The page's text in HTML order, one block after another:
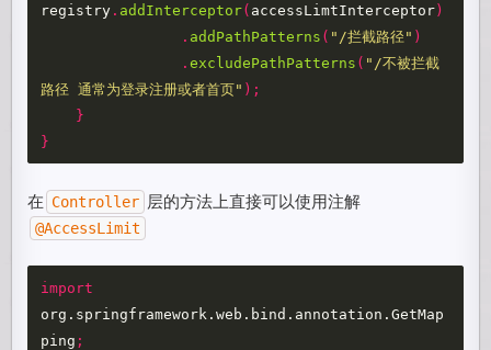
registry . addInterceptor( accessLimtInterceptor)
. addPathPatterns ( "/拦截路径" )
.excludePathPatterns ( "/不被拦截
路径 通常为登录注册或者首页" );
}
}
在 Controller 层的方法上直接可以使用注解
@AccessLimit
import
org.springframework.web.bind.annotation.GetMap
ping ;